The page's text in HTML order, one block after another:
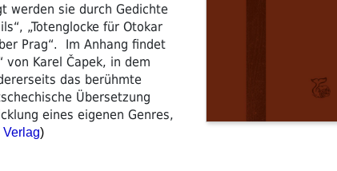
werden sie durch Gedichte
„Totenglocke für Otokar
Prag“. Im Anhang findet
Karel Čapek, in dem
das berühmte
Übersetzung
eines eigenen Genres,
Verlag)